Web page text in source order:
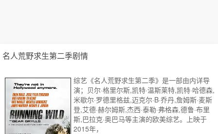
名人荒野求生第二季剧情
综艺《名人荒野求生第二季》是一部由内详导
演；贝尔·格里尔斯,凯特·温斯莱特,凯特·哈德森,
米歇尔·罗德里格兹,迈克尔·B·乔丹,詹姆斯·麦斯
登,艾德·赫尔姆斯,杰西·泰勒·弗格森,德鲁·布里
斯,巴拉克·奥巴马等主演的欧美综艺。上映于
2015年，